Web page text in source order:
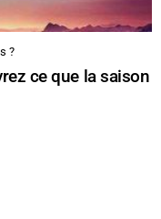
?
ce que la saison